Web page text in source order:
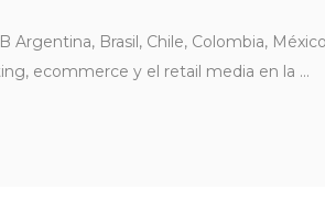
Brasil, Chile, Colombia,
ecommerce y el retail media en la